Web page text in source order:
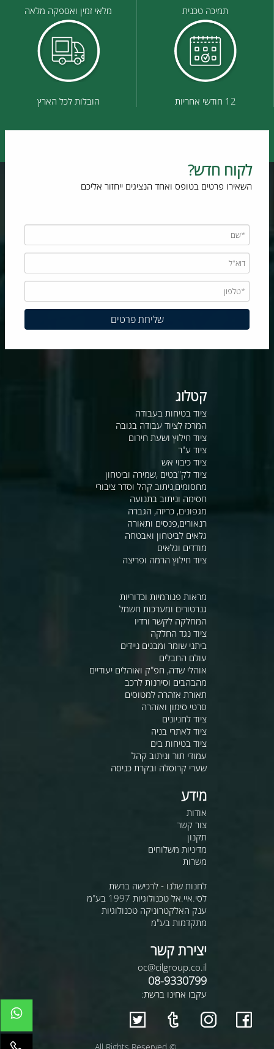
תמיכה טכנית מלאי זמין ואספקה מלאה
12 חודשי אחריות הובלות לכל הארץ
לקוח חדש?
השאירו פרטים בטופס ואחד הנציגים ייחזור אליכם
קטלוג
ציוד בטיחות בעבודה
המרכז לציוד עבודה בגובה
ציוד חילוץ ושעת חירום
ציוד ע"ר
ציוד כיבוי אש
ציוד לק"בטים ,שמירה וביטחון
מחסומים,ניתוב קהל וסדר ציבורי
חסימה וניתוב בתנועה
מגפונים, כריזה, הגברה
רנאורים,פנסים ותאורה
גלאים לביטחון ואבטחה
מודדים וגלאים
ציוד חילוץ הרמה ופריצה
מראות פנורמיות וכדוריות
גנרטורים ומערכות חשמל
המחלקה לקשר ורדיו
ציוד נגד החלקה
ביתני שומר ומבנים ניידים
עולם החבלים
אוהלי שדה, חפ"ק ואוהלים יעודיים
מהבהבים וסירנות לרכב
תאורת אזהרה למטוסים
סרטי סימון ואזהרה
ציוד לחניונים
ציוד לאתרי בניה
ציוד בטיחות בים
עמודי תור וניתוב קהל
שערי קרוסלה ובקרת כניסה
מידע
אודות
צור קשר
תקנון
מדיניות משלוחים
משרות
לחנות שלנו - לרכישה ברשת
לסי.איי.אל טכנולוגיות 1997 בע"מ
ענק האלקטרוניקה טכנולוגיות
מתקדמות בע"מ
יצירת קשר
oc@cilgroup.co.il
08-9330799
עקבו אחינו ברשת: